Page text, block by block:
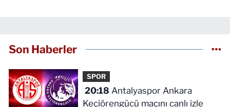
Son Haberler
SPOR
20:18
Keçiörengücü maçını canlı izle